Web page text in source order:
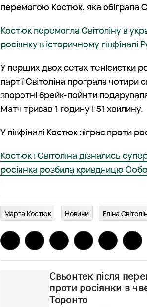
перемогою Костюк, яка обіграла
Костюк перемогла Світоліну в
росіянку в історичному півфіналі
У перших двох сетах тенісистки
партії Світоліна програла чотири
зворотні брейк-пойнти
Матч тривав 1 годину і 51 хвилину.
У півфіналі Костюк зіграє проти
Костюк і Світоліна дізнались
росіянка розбила кривдницю
Марта Костюк Новини Еліна
Свьонтек після
проти росіянки в
Торонто